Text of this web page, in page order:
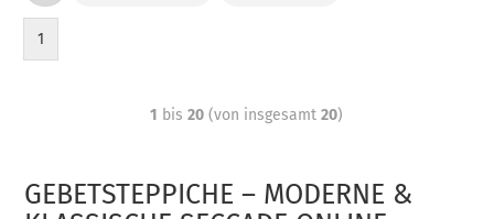
1
1 bis20 (von insgesamt20)
GEBETSTEPPICHE – MODERNE &